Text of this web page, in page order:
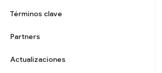
Términos clave
Partners
Actualizaciones